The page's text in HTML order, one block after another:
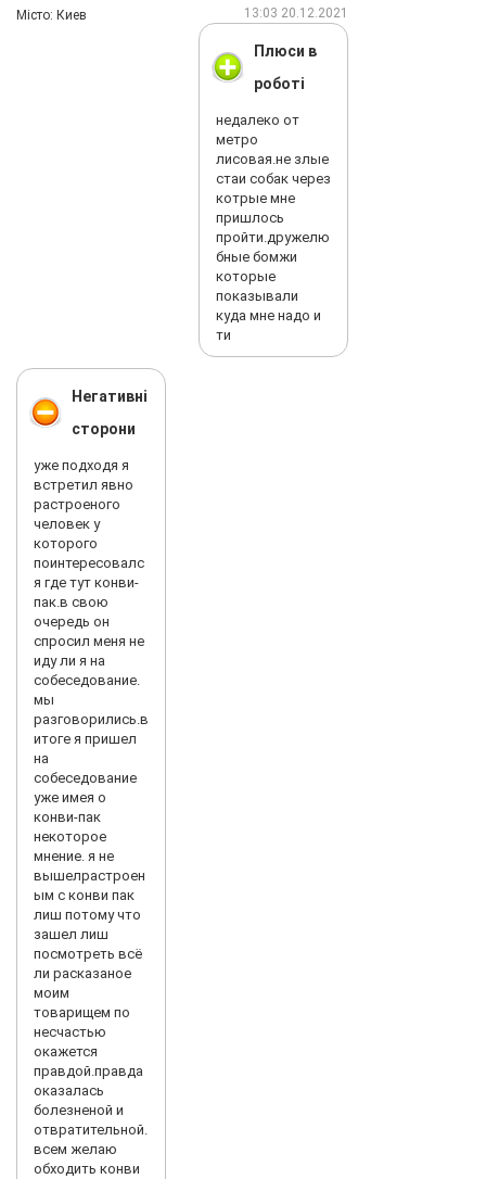
Мiсто: Киев 13:03 20.12.2021
Плюси в
роботі
недалеко от
метро
лисовая.не злые
стаи собак через
котрые мне
пришлось
пройти.дружелю
бные бомжи
которые
показывали
куда мне надо и
ти
Негативні
сторони
уже подходя я
встретил явно
растроеного
человек у
которого
поинтересовалс
я где тут конви-
пак.в свою
очередь он
спросил меня не
иду ли я на
собеседование.
мы
разговорились.в
итоге я пришел
на
собеседование
уже имея о
конви-пак
некоторое
мнение. я не
вышелрастроен
ым с конви пак
лиш потому что
зашел лиш
посмотреть всё
ли расказаное
моим
товарищем по
несчастью
окажется
правдой.правда
оказалась
болезненой и
отвратительной.
всем желаю
обходить конви